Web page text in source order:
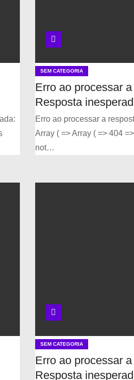
SEM CATEGORIA
Erro ao processar
Resposta
Erro ao processar a
Array ( => Array ( => 404
not…
SEM CATEGORIA
Erro ao processar
Resposta